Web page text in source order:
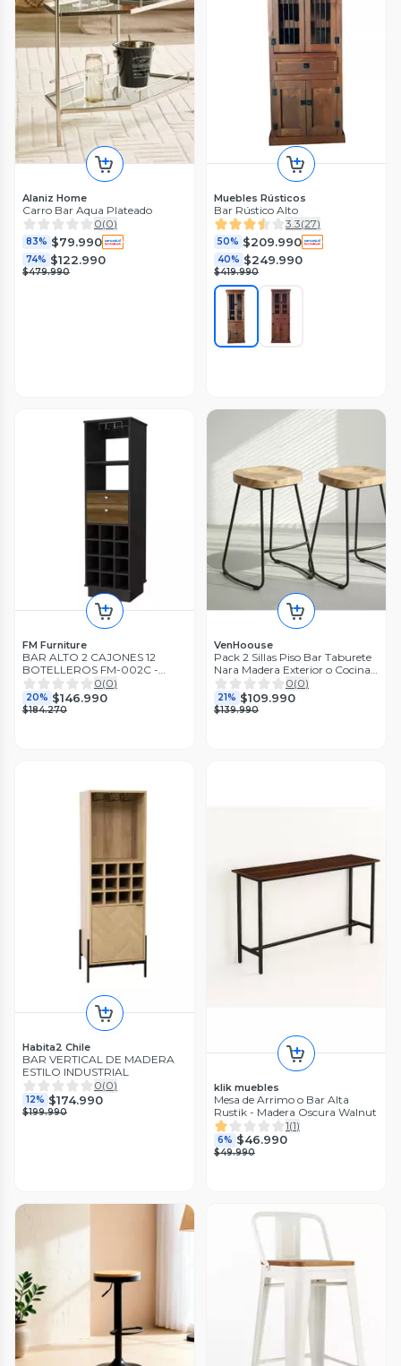
Alaniz Home
Carro Bar Aqua Plateado
0(0)
83% $79.990
74% $122.990
$479.990
Muebles Rústicos
Bar Rústico Alto
3.3(27)
50% $209.990
40% $249.990
$419.990
FM Furniture
BAR ALTO 2 CAJONES 12
BOTELLEROS FM-002C -
CAFE OSCURO Y NEGRO
0(0)
20% $146.990
$184.270
VenHoouse
Pack 2 Sillas Piso Bar Taburete
Nara Madera Exterior o Cocina
Negras
0(0)
21% $109.990
$139.990
Habita2 Chile
BAR VERTICAL DE MADERA
ESTILO INDUSTRIAL
0(0)
12% $174.990
$199.990
klik muebles
Mesa de Arrimo o Bar Alta
Rustik - Madera Oscura Walnut
1(1)
6% $46.990
$49.990